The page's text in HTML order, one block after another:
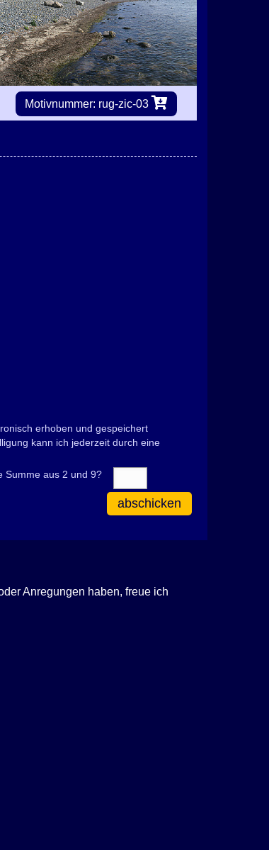
Motivnummer: rug-zic-03
erhoben und gespeichert
kann ich jederzeit durch eine
Summe aus 2 und 9?
abschicken
Anregungen haben, freue ich